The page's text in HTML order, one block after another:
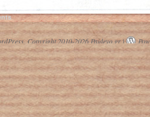
ζωγραφικής σε
οικογενειών
Copyright 2010-2026 Paidevo.gr |